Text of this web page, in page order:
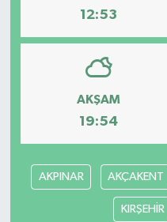
12:53
AKŞAM
19:54
AKPINAR AKÇAKENT
KIRŞEHİR